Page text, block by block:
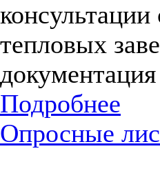
тепловых
Подробнее
Опросные